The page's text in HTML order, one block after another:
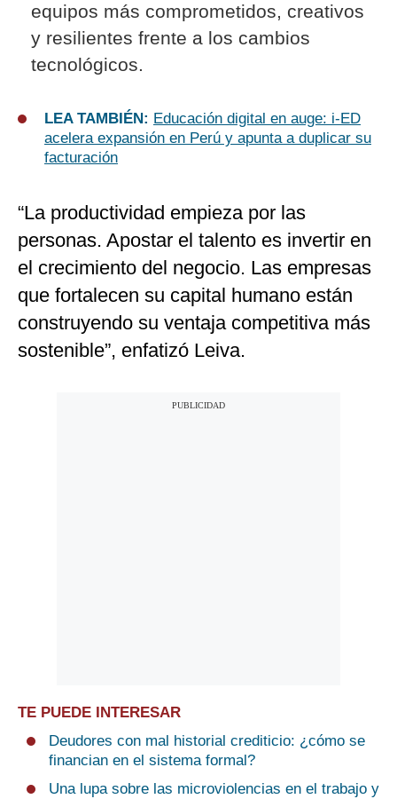
equipos más comprometidos, creativos
y resilientes frente a los cambios
tecnológicos.
LEA TAMBIÉN: Educación digital en auge: i-ED
acelera expansión en Perú y apunta a duplicar su
facturación
“La productividad empieza por las
personas. Apostar el talento es invertir en
el crecimiento del negocio. Las empresas
que fortalecen su capital humano están
construyendo su ventaja competitiva más
sostenible”, enfatizó Leiva.
TE PUEDE INTERESAR
Deudores con mal historial crediticio: ¿cómo se
financian en el sistema formal?
Una lupa sobre las microviolencias en el trabajo y